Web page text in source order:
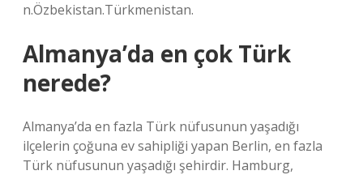
n.Özbekistan.Türkmenistan.
Almanya’da en çok Türk
nerede?
Almanya’da en fazla Türk nüfusunun yaşadığı
ilçelerin çoğuna ev sahipliği yapan Berlin, en fazla
Türk nüfusunun yaşadığı şehirdir. Hamburg,